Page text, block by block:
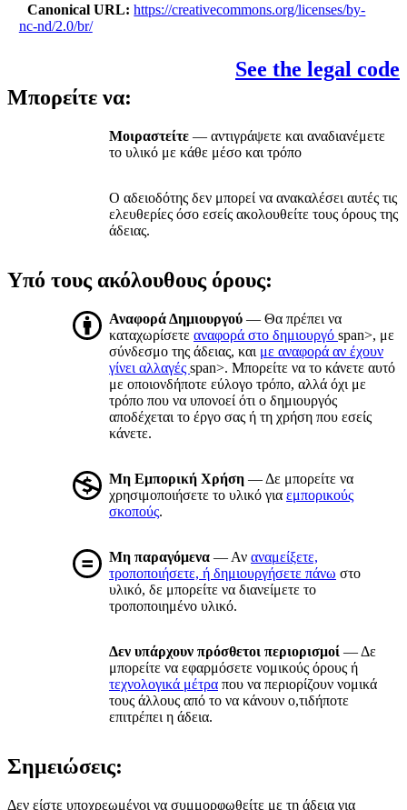
Canonical URL
https://creativecommons.org/licenses/by-
nc-nd/2.0/br/
See the legal code
Μπορείτε να:
Μοιραστείτε — αντιγράψετε και αναδιανέμετε
το υλικό με κάθε μέσο και τρόπο
Ο αδειοδότης δεν μπορεί να ανακαλέσει αυτές τις
ελευθερίες όσο εσείς ακολουθείτε τους όρους της
άδειας.
Υπό τους ακόλουθους όρους:
Αναφορά Δημιουργού — Θα πρέπει να
καταχωρίσετε αναφορά στο δημιουργό span>, με
σύνδεσμο της άδειας, και με αναφορά αν έχουν
γίνει αλλαγές span>. Μπορείτε να το κάνετε αυτό
με οποιονδήποτε εύλογο τρόπο, αλλά όχι με
τρόπο που να υπονοεί ότι ο δημιουργός
αποδέχεται το έργο σας ή τη χρήση που εσείς
κάνετε.
Μη Εμπορική Χρήση — Δε μπορείτε να
χρησιμοποιήσετε το υλικό για εμπορικούς
σκοπούς.
Μη παραγόμενα — Αν αναμείξετε,
τροποποιήσετε, ή δημιουργήσετε πάνω στο
υλικό, δε μπορείτε να διανείμετε το
τροποποιημένο υλικό.
Δεν υπάρχουν πρόσθετοι περιορισμοί — Δε
μπορείτε να εφαρμόσετε νομικούς όρους ή
τεχνολογικά μέτρα που να περιορίζουν νομικά
τους άλλους από το να κάνουν ο,τιδήποτε
επιτρέπει η άδεια.
Σημειώσεις:
Δεν είστε υποχρεωμένοι να συμμορφωθείτε με τη άδεια για